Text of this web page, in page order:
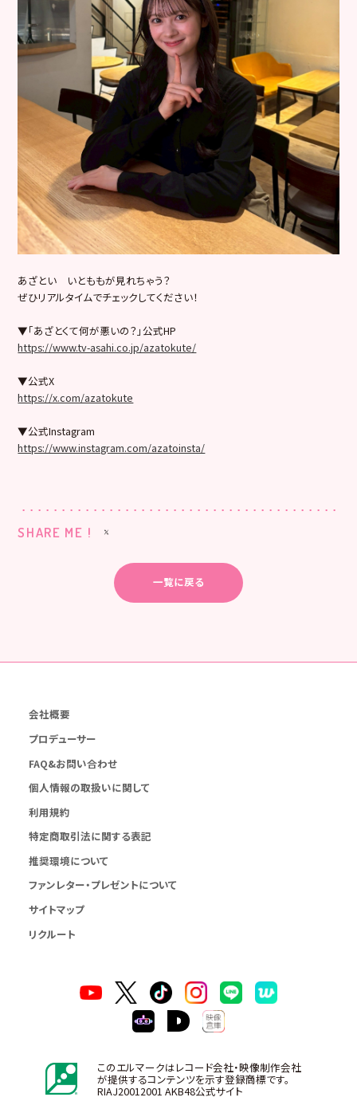
あざとい いとももが見れちゃう？
ぜひリアルタイムでチェックしてください！
▼「あざとくて何が悪いの？」公式HP
https://www.tv-asahi.co.jp/azatokute/
▼公式X
https://x.com/azatokute
▼公式Instagram
https://www.instagram.com/azatoinsta/
SHARE ME !
一覧に戻る
会社概要
プロデューサー
FAQ&お問い合わせ
個人情報の取扱いに関して
利用規約
特定商取引法に関する表記
推奨環境について
ファンレター・プレゼントについて
サイトマップ
リクルート
このエルマークはレコード会社・映像制作会社
が提供するコンテンツを示す登録商標です。
RIAJ20012001 AKB48公式サイト